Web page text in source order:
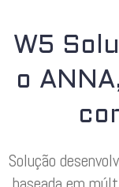
W5
o
Solução